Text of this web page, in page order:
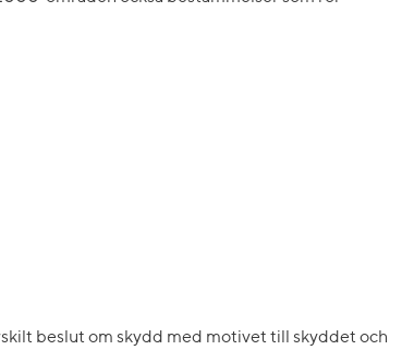
beslut om skydd med motivet till skyddet och